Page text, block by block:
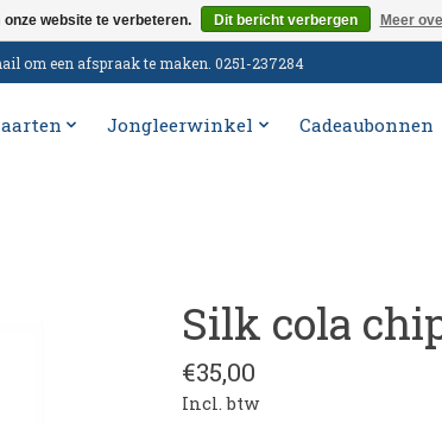
om een afspraak te maken. 0251-237284
Jongleerwinkel Cadeaubonnen
Silk cola
€35,00
Incl. btw
website te verbeteren. Dit bericht verbergen Meer